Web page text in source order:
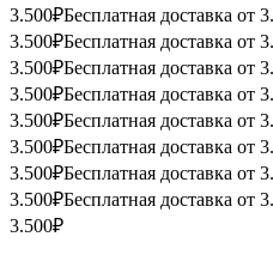
3.500₽Бесплатная доставка от
3.500₽Бесплатная доставка от
3.500₽Бесплатная доставка от
3.500₽Бесплатная доставка от
3.500₽Бесплатная доставка от
3.500₽Бесплатная доставка от
3.500₽Бесплатная доставка от
3.500₽Бесплатная доставка от
3.500₽